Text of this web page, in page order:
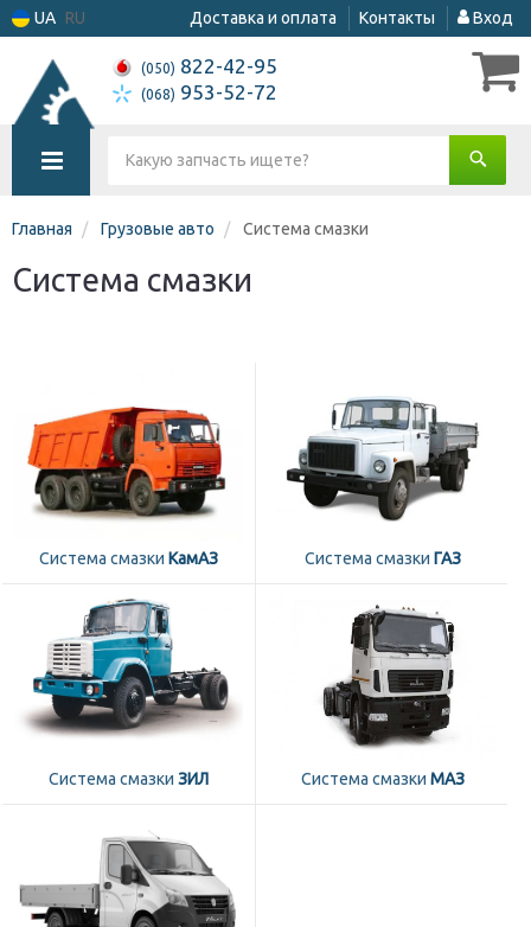
UA RU Доставка и оплата Контакты Вход
(050) 822-42-95
(068) 953-52-72
Главная Грузовые авто Система смазки
Система смазки
Система смазки КамАЗ Система смазки ГАЗ
Система смазки ЗИЛ Система смазки МАЗ